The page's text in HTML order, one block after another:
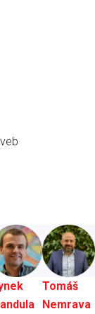
Tomáš
Nemrava